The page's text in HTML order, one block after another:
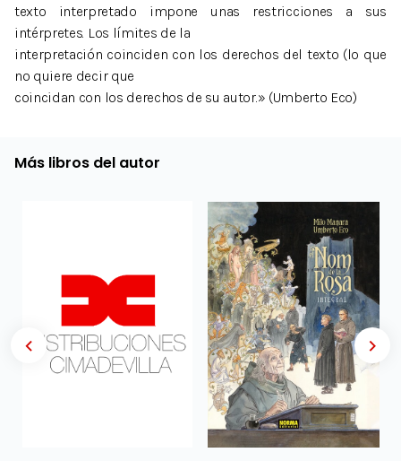
texto interpretado impone unas restricciones a sus
intérpretes. Los límites de la
interpretación coinciden con los derechos del texto (lo que
no quiere decir que
coincidan con los derechos de su autor.» (Umberto Eco)
Más libros del autor